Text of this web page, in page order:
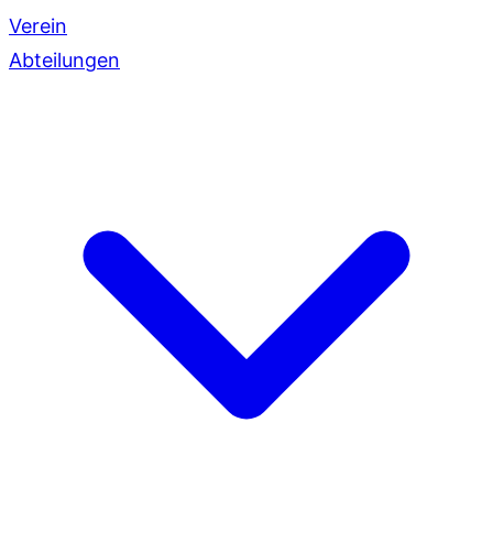
Verein
Abteilungen